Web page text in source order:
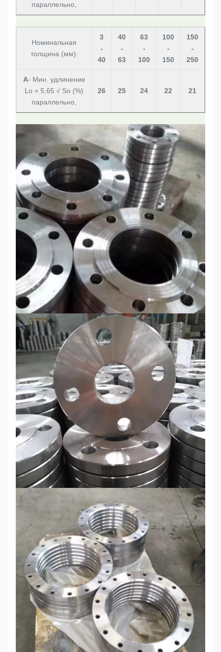
параллельно,
Номинальная
толщина (мм):
3
-
40
40
-
63
63
-
100
100
-
150
150
-
250
А- Мин. удлинение
Lo = 5,65 √ So (%)
параллельно,
26 25 24 22 21